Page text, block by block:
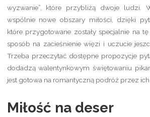
wyzwanie”, które przybliżą dwoje ludzi.
wspólnie nowe obszary miłości, dzięki
które przygotowane zostały specjalnie na
sposób na zacieśnienie więzi i uczucie
Trzeba przeczytać dostępne propozycje
dodadzą walentynkowym świętowaniu
jest gotowa na romantyczną podróż przez ich
Miłość na deser